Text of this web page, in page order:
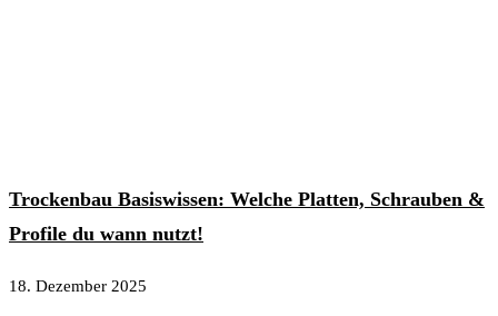
Trockenbau Basiswissen: Welche Platten, Schrauben &
Profile du wann nutzt!
18. Dezember 2025